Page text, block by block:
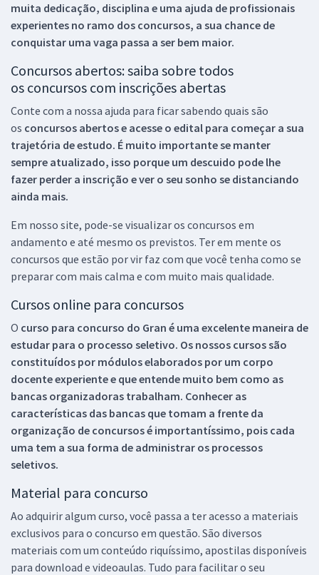
muita dedicação, disciplina e uma ajuda de profissionais
experientes no ramo dos concursos, a sua chance de
conquistar uma vaga passa a ser bem maior.
Concursos abertos: saiba sobre todos
os concursos com inscrições abertas
Conte com a nossa ajuda para ficar sabendo quais são
os concursos abertos e acesse o edital para começar a sua
trajetória de estudo. É muito importante se manter
sempre atualizado, isso porque um descuido pode lhe
fazer perder a inscrição e ver o seu sonho se distanciando
ainda mais.
Em nosso site, pode-se visualizar os concursos em
andamento e até mesmo os previstos. Ter em mente os
concursos que estão por vir faz com que você tenha como se
preparar com mais calma e com muito mais qualidade.
Cursos online para concursos
O curso para concurso do Gran é uma excelente maneira de
estudar para o processo seletivo. Os nossos cursos são
constituídos por módulos elaborados por um corpo
docente experiente e que entende muito bem como as
bancas organizadoras trabalham. Conhecer as
características das bancas que tomam a frente da
organização de concursos é importantíssimo, pois cada
uma tem a sua forma de administrar os processos
seletivos.
Material para concurso
Ao adquirir algum curso, você passa a ter acesso a materiais
exclusivos para o concurso em questão. São diversos
materiais com um conteúdo riquíssimo, apostilas disponíveis
para download e videoaulas. Tudo para facilitar o seu